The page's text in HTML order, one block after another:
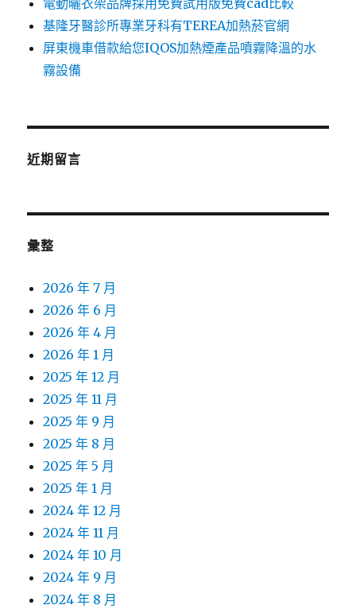
電動曬衣架品牌採用免費試用版免費cad比較
基隆牙醫診所專業牙科有TEREA加熱菸官網
屏東機車借款給您IQOS加熱煙產品噴霧降溫的水
霧設備
近期留言
彙整
2026 年 7 月
2026 年 6 月
2026 年 4 月
2026 年 1 月
2025 年 12 月
2025 年 11 月
2025 年 9 月
2025 年 8 月
2025 年 5 月
2025 年 1 月
2024 年 12 月
2024 年 11 月
2024 年 10 月
2024 年 9 月
2024 年 8 月